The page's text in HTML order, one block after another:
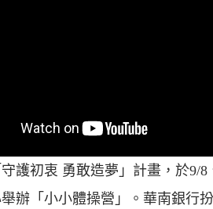
護初衷 勇敢造夢」計畫，於9/8
辦「小小體操營」。華南銀行